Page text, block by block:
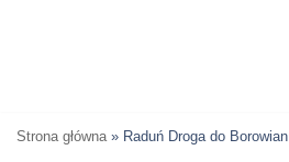
Strona główna » Raduń Droga do Borowian